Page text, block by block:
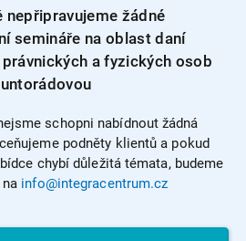
nepřipravujeme žádné
semináře na oblast daní
a fyzických osob
schopni nabídnout žádná
podněty klientů a pokud
chybí důležitá témata, budeme
info@integracentrum.cz